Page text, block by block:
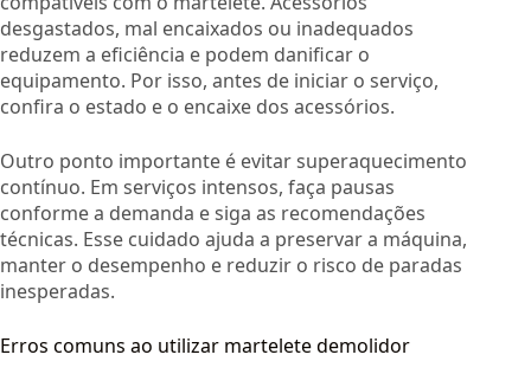
desgastados, mal encaixados ou inadequados
reduzem a eficiência e podem danificar o
equipamento. Por isso, antes de iniciar o serviço,
confira o estado e o encaixe dos acessórios.
Outro ponto importante é evitar superaquecimento
contínuo. Em serviços intensos, faça pausas
conforme a demanda e siga as recomendações
técnicas. Esse cuidado ajuda a preservar a máquina,
manter o desempenho e reduzir o risco de paradas
inesperadas.
Erros comuns ao utilizar martelete demolidor